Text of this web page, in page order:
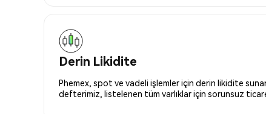
Derin Likidite
Phemex, spot ve vadeli işlemler için derin likidite
defterimiz, listelenen tüm varlıklar için sorunsuz